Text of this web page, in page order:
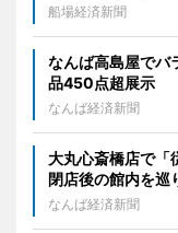
船場経済新聞
なんば高島屋で
品450点超展示
なんば経済新聞
大丸心斎橋店で
閉店後の館内を巡
なんば経済新聞